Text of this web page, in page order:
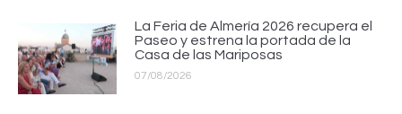
La Feria de Almería 2026 recupera el
Paseo y estrena la portada de la
Casa de las Mariposas
07/08/2026